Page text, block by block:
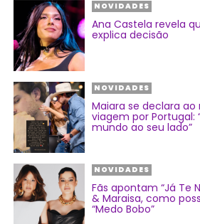
NOVIDADES
Ana Castela revela
explica decisão
NOVIDADES
Maiara se declara
viagem por Portugal:
mundo ao seu lado”
NOVIDADES
Fãs apontam “Já Te
& Maraisa, como
“Medo Bobo”